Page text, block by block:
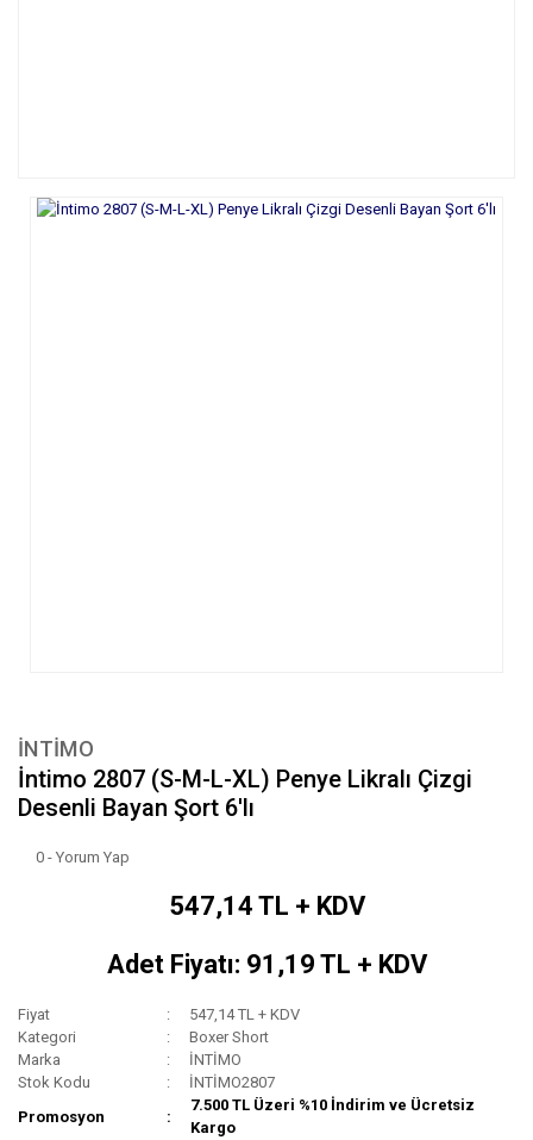
İNTİMO
İntimo 2807 (S-M-L-XL) Penye Likralı Çizgi
Desenli Bayan Şort 6'lı
0 - Yorum Yap
547,14 TL + KDV
Adet Fiyatı: 91,19 TL + KDV
Fiyat
547,14 TL + KDV
Kategori
Boxer Short
Marka
İNTİMO
Stok Kodu
İNTİMO2807
Promosyon
7.500 TL Üzeri %10 İndirim ve Ücretsiz
Kargo